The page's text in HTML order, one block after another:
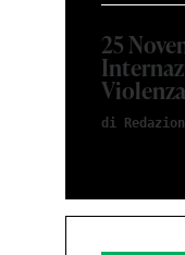
25
di